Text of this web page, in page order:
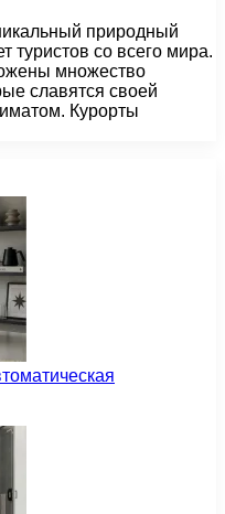
природный
туристов со всего мира.
множество
славятся своей
Курорты